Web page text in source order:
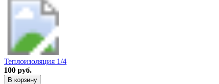
Теплоизоляция 1/4
100 руб.
В корзину